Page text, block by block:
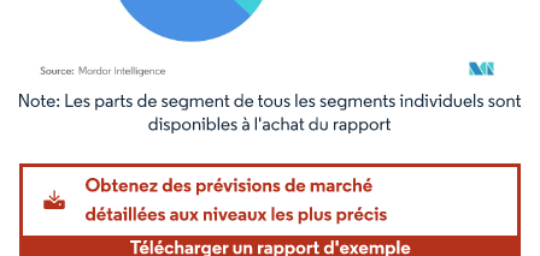
Image © Mordor Intelligence. La réutilisation nécessite une attribution sous CC BY